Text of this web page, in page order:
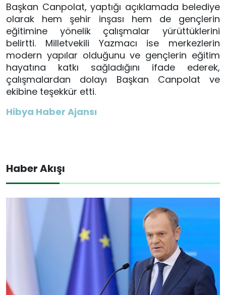
Başkan Canpolat, yaptığı açıklamada belediye
olarak hem şehir inşası hem de gençlerin
eğitimine yönelik çalışmalar yürüttüklerini
belirtti. Milletvekili Yazmacı ise merkezlerin
modern yapılar olduğunu ve gençlerin eğitim
hayatına katkı sağladığını ifade ederek,
çalışmalardan dolayı Başkan Canpolat ve
ekibine teşekkür etti.
Hibya Haber Ajansı
Haber Akışı